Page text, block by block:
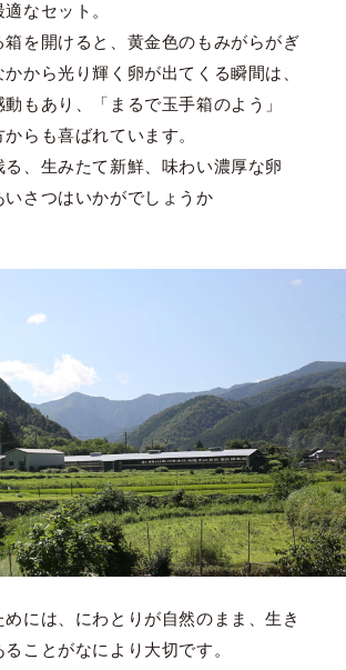
なセット。
箱を開けると、黄金色のもみがらがぎ
から光り輝く卵が出てくる瞬間は、
もあり、「まるで玉手箱のよう」
らも喜ばれています。
る、生みたて新鮮、味わい濃厚な卵
いさつはいかがでしょうか
めには、にわとりが自然のまま、生き
ことがなにより大切です。